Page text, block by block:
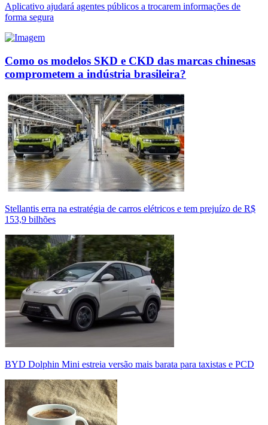
Aplicativo ajudará agentes públicos a trocarem informações de
forma segura
Como os modelos SKD e CKD das marcas chinesas
comprometem a indústria brasileira?
Stellantis erra na estratégia de carros elétricos e tem prejuízo de R$
153,9 bilhões
BYD Dolphin Mini estreia versão mais barata para taxistas e PCD